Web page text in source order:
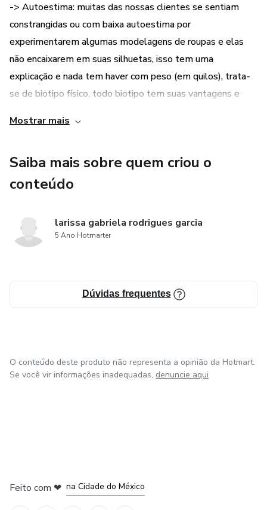
-> Autoestima: muitas das nossas clientes se sentiam
constrangidas ou com baixa autoestima por
experimentarem algumas modelagens de roupas e elas
não encaixarem em suas silhuetas, isso tem uma
explicação e nada tem haver com peso (em quilos), trata-
se de biotipo físico, todo biotipo tem suas vantagens e
a se vestir de uma forma prática , comprando modelagens
que te favorecem e não vai mais precisar gastar tanto
vestir bem e favorecer o seu biotipo ou o que deseja
valorizar.
Mostrar mais
Saiba mais sobre quem criou o
conteúdo
larissa gabriela rodrigues garcia
5 Ano Hotmarter
Dúvidas frequentes
O conteúdo deste produto não representa a opinião da Hotmart.
Se você vir informações inadequadas, denuncie aqui
Feito com ❤ na Cidade do México